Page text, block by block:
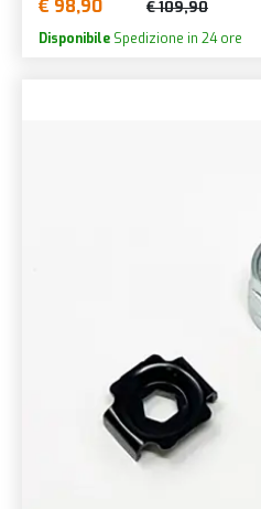
€ 98,90 € 109,90
Disponibile Spedizione in 24 ore